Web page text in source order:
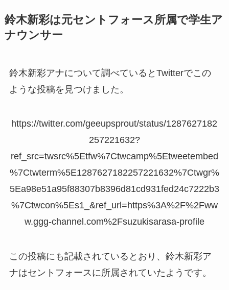
鈴木新彩は元セントフォース所属で学生ア
ナウンサー
鈴木新彩アナについて調べているとTwitterでこの
ような投稿を見つけました。
https://twitter.com/geeupsprout/status/1287627182
257221632?
ref_src=twsrc%5Etfw%7Ctwcamp%5Etweetembed
%7Ctwterm%5E1287627182257221632%7Ctwgr%
5Ea98e51a95f88307b8396d81cd931fed24c7222b3
%7Ctwcon%5Es1_&ref_url=https%3A%2F%2Fww
w.ggg-channel.com%2Fsuzukisarasa-profile
この投稿にも記載されているとおり、鈴木新彩ア
ナはセントフォースに所属されていたようです。